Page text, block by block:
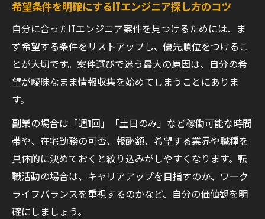
体策
ITエンジニアとして年収向上へ繋がる道筋
スキルを活かすITエンジニア副業の選び方
探し方
スキル別に最適なITエンジニア副業案件を選
ぶ方法
未経験から挑戦できるITエンジニア副業のポ
イント
ITエンジニアとして専門性を伸ばす副業の選
希望条件を明確にするITエンジニア探し方のコツ
自分に合ったITエンジニア案件を見つけるためには、ま
ず希望する条件をリストアップし、優先順位をつけるこ
とが大切です。案件選びで迷う最大の原因は、自分の希
望が曖昧なまま情報収集を始めてしまうことにありま
す。
副業の場合は「週1回」「土日のみ」など稼働可能な時間
帯や、在宅勤務の可否、報酬額、希望する業界や職種を
具体的に決めておくと絞り込みがしやすくなります。転
職活動の場合は、キャリアアップを目指すのか、ワーク
ライフバランスを重視するのかなど、自分の価値観を明
確にしましょう。